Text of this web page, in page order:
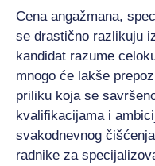
Cena angažmana,
se drastično razlikuju
kandidat razume
mnogo će lakše
priliku koja se
kvalifikacijama i
svakodnevnog
radnike za